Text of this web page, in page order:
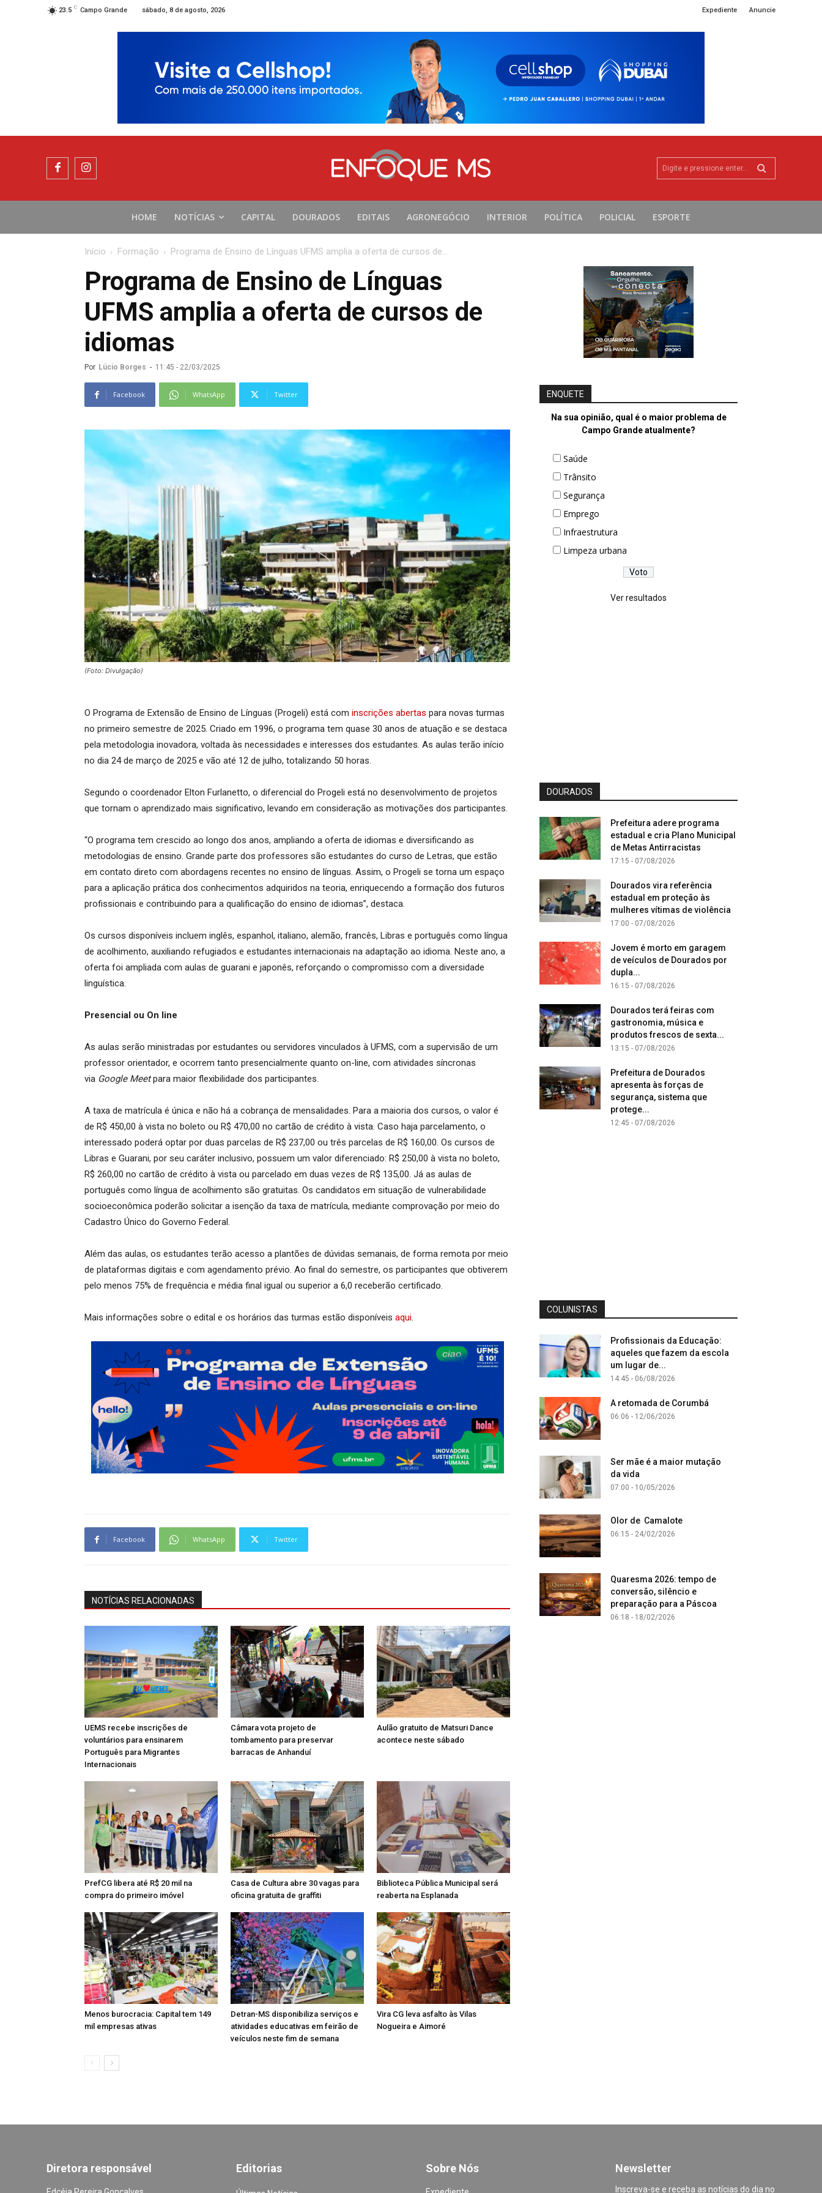
23.5 C Campo Grande sábado, 8 de agosto, 2026 Expediente Anuncie
Digite e pressione enter...
HOME NOTÍCIAS CAPITAL DOURADOS EDITAIS AGRONEGÓCIO INTERIOR POLÍTICA POLICIAL ESPORTE
Início Formação Programa de Ensino de Línguas UFMS amplia a oferta de cursos de...
Programa de Ensino de Línguas
UFMS amplia a oferta de cursos de
idiomas
Por Lúcio Borges - 11:45 - 22/03/2025
Facebook WhatsApp Twitter
(Foto: Divulgação)
O Programa de Extensão de Ensino de Línguas (Progeli) está com inscrições abertas para novas turmas
no primeiro semestre de 2025. Criado em 1996, o programa tem quase 30 anos de atuação e se destaca
pela metodologia inovadora, voltada às necessidades e interesses dos estudantes. As aulas terão início
no dia 24 de março de 2025 e vão até 12 de julho, totalizando 50 horas.
Segundo o coordenador Elton Furlanetto, o diferencial do Progeli está no desenvolvimento de projetos
que tornam o aprendizado mais significativo, levando em consideração as motivações dos participantes.
“O programa tem crescido ao longo dos anos, ampliando a oferta de idiomas e diversificando as
metodologias de ensino. Grande parte dos professores são estudantes do curso de Letras, que estão
em contato direto com abordagens recentes no ensino de línguas. Assim, o Progeli se torna um espaço
para a aplicação prática dos conhecimentos adquiridos na teoria, enriquecendo a formação dos futuros
profissionais e contribuindo para a qualificação do ensino de idiomas”, destaca.
Os cursos disponíveis incluem inglês, espanhol, italiano, alemão, francês, Libras e português como língua
de acolhimento, auxiliando refugiados e estudantes internacionais na adaptação ao idioma. Neste ano, a
oferta foi ampliada com aulas de guarani e japonês, reforçando o compromisso com a diversidade
linguística.
Presencial ou On line
As aulas serão ministradas por estudantes ou servidores vinculados à UFMS, com a supervisão de um
professor orientador, e ocorrem tanto presencialmente quanto on-line, com atividades síncronas
via Google Meetpara maior flexibilidade dos participantes.
A taxa de matrícula é única e não há a cobrança de mensalidades. Para a maioria dos cursos, o valor é
de R$ 450,00 à vista no boleto ou R$ 470,00 no cartão de crédito à vista. Caso haja parcelamento, o
interessado poderá optar por duas parcelas de R$ 237,00 ou três parcelas de R$ 160,00. Os cursos de
Libras e Guarani, por seu caráter inclusivo, possuem um valor diferenciado: R$ 250,00 à vista no boleto,
R$ 260,00 no cartão de crédito à vista ou parcelado em duas vezes de R$ 135,00. Já as aulas de
português como língua de acolhimento são gratuitas. Os candidatos em situação de vulnerabilidade
socioeconômica poderão solicitar a isenção da taxa de matrícula, mediante comprovação por meio do
Cadastro Único do Governo Federal.
Além das aulas, os estudantes terão acesso a plantões de dúvidas semanais, de forma remota por meio
de plataformas digitais e com agendamento prévio. Ao final do semestre, os participantes que obtiverem
pelo menos 75% de frequência e média final igual ou superior a 6,0 receberão certificado.
Mais informações sobre o edital e os horários das turmas estão disponíveis aqui.
Facebook WhatsApp Twitter
NOTÍCIAS RELACIONADAS
UEMS recebe inscrições de
voluntários para ensinarem
Português para Migrantes
Internacionais
Câmara vota projeto de
tombamento para preservar
barracas de Anhanduí
Aulão gratuito de Matsuri Dance
acontece neste sábado
PrefCG libera até R$ 20 mil na
compra do primeiro imóvel
Casa de Cultura abre 30 vagas para
oficina gratuita de graffiti
Biblioteca Pública Municipal será
reaberta na Esplanada
Menos burocracia: Capital tem 149
mil empresas ativas
Detran-MS disponibiliza serviços e
atividades educativas em feirão de
veículos neste fim de semana
Vira CG leva asfalto às Vilas
Nogueira e Aimoré
ENQUETE
Na sua opinião, qual é o maior problema de
Campo Grande atualmente?
Saúde
Trânsito
Segurança
Emprego
Infraestrutura
Limpeza urbana
Ver resultados
DOURADOS
Prefeitura adere programa
estadual e cria Plano Municipal
de Metas Antirracistas
17:15 - 07/08/2026
Dourados vira referência
estadual em proteção às
mulheres vítimas de violência
17:00 - 07/08/2026
Jovem é morto em garagem
de veículos de Dourados por
dupla...
16:15 - 07/08/2026
Dourados terá feiras com
gastronomia, música e
produtos frescos de sexta...
13:15 - 07/08/2026
Prefeitura de Dourados
apresenta às forças de
segurança, sistema que
protege...
12:45 - 07/08/2026
COLUNISTAS
Profissionais da Educação:
aqueles que fazem da escola
um lugar de...
14:45 - 06/08/2026
A retomada de Corumbá
06:06 - 12/06/2026
Ser mãe é a maior mutação
da vida
07:00 - 10/05/2026
Olor de Camalote
06:15 - 24/02/2026
Quaresma 2026: tempo de
conversão, silêncio e
preparação para a Páscoa
06:18 - 18/02/2026
Diretora responsável Editorias Sobre Nós Newsletter
Inscreva-se e receba as notícias do dia no